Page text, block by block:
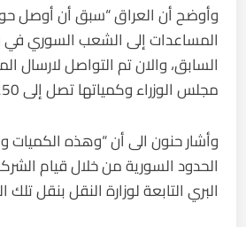
المساعدات إلى الشعب السوري
السابق، والان تم التواصل لارسال
مجلس الوزراء وكمياتها تصل إلى 250 ألف طن”.
وأشار حنون الى أن “وهذه الكميات
الحدود السورية من خلال قيام
البري التابعة لوزارة النقل بنقل تلك